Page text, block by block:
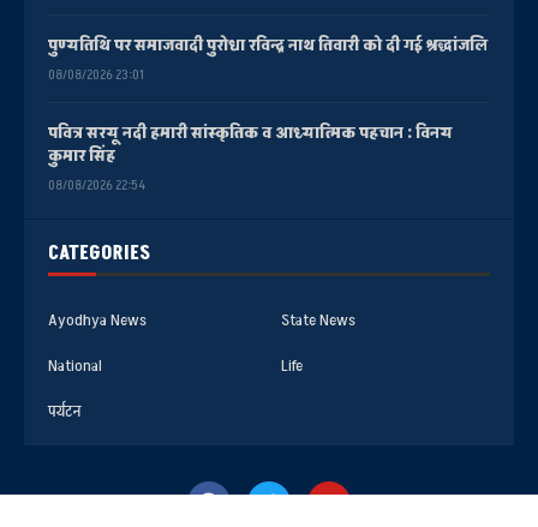
CATEGORIES
Ayodhya News
State News
National
Life
पर्यटन
पुण्यतिथि पर समाजवादी पुरोधा रविन्द्र नाथ तिवारी को दी गई श्रद्धांजलि
08/08/2026 23:01
पवित्र सरयू नदी हमारी सांस्कृतिक व आध्यात्मिक पहचान : विनय
कुमार सिंह
08/08/2026 22:54